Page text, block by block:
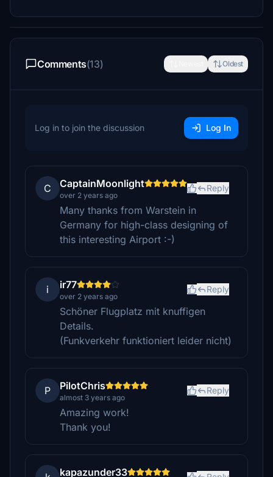
Comments(13) Oldest
Log in to join the discussion Log In
C CaptainMoonlight
over 2 years ago
Reply
Many thanks from Warstein in
Germany for high-class designing of
this interesting Airport :-)
i ir77
over 2 years ago
Reply
Schöner Flugplatz mit knuffigen
Details.
(Funkverkehr funktioniert leider nicht)
P PilotChris
almost 3 years ago
Reply
Amazing work!
Thank you!
kapazunder33